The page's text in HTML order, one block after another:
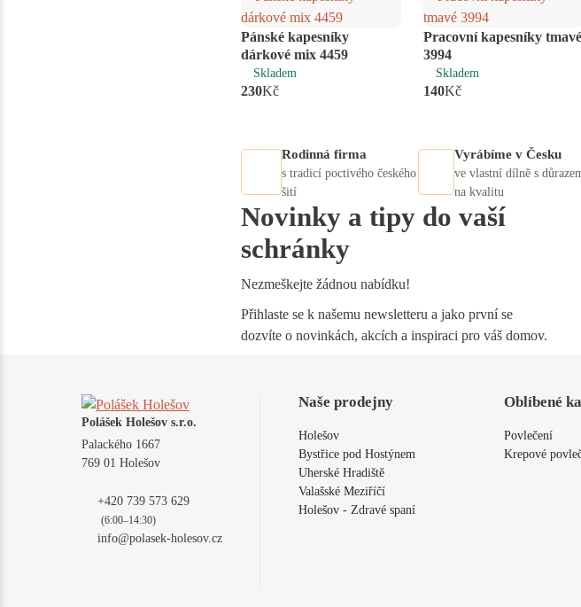
Pánské kapesníky
dárkové mix 4459
Skladem
230Kč
Pracovní kapesníky tmavé
3994
Skladem
140Kč
ks
Rodinná firma
s tradicí poctivého českého
šití
Vyrábíme v Česku
ve vlastní dílně s
na kvalitu
Novinky a tipy do vaší
schránky
Nezmeškejte žádnou nabídku!
Přihlaste se k našemu newsletteru a jako první se
dozvíte o novinkách, akcích a inspiraci pro váš domov.
Polášek Holešov s.r.o.
Palackého 1667
769 01 Holešov
+420 739 573 629
(6:00–14:30)
info@polasek-holesov.cz
Naše prodejny
Holešov
Bystřice pod Hostýnem
Uherské Hradiště
Valašské Meziříčí
Holešov - Zdravé spaní
Oblíbené
Povlečení
Krepové